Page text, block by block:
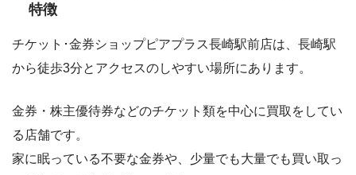
特徴
チケット･金券ショップピアプラス長崎駅前店は、長崎駅
から徒歩3分とアクセスのしやすい場所にあります。
金券・株主優待券などのチケット類を中心に買取をしてい
る店舗です。
家に眠っている不要な金券や、少量でも大量でも買い取っ